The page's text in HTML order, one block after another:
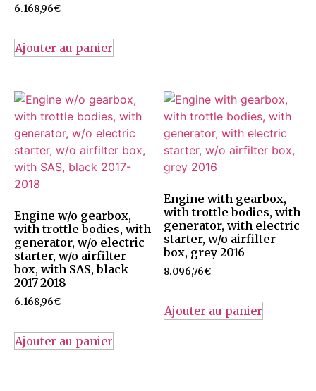
6.168,96€
Ajouter au panier
Engine w/o gearbox,
with trottle bodies, with
generator, w/o electric
starter, w/o airfilter
box, with SAS, black
2017-2018
6.168,96€
Ajouter au panier
Engine with gearbox,
with trottle bodies, with
generator, with electric
starter, w/o airfilter
box, grey 2016
8.096,76€
Ajouter au panier